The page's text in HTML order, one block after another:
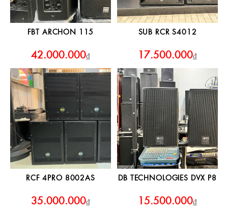
FBT ARCHON 115
42.000.000₫
SUB RCR S4012
17.500.000₫
RCF 4PRO 8002AS
35.000.000₫
DB TECHNOLOGIES DVX P8
15.500.000₫